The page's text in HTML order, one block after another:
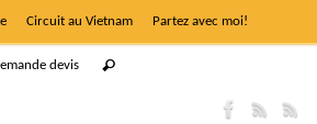
Circuit au Vietnam Partez avec moi!
devis